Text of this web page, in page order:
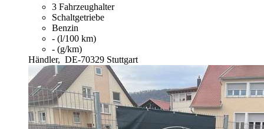
3 Fahrzeughalter
Schaltgetriebe
Benzin
- (l/100 km)
- (g/km)
Händler, DE-70329 Stuttgart